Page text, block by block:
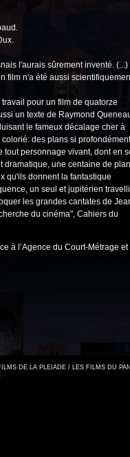
l'aurais sûrement inventé. (...)
film n'a été aussi
pour un film de quatorze
un texte de Raymond
le fameux décalage cher à
des plans si profondément
tout personnage vivant, dont en
dramatique, une centaine de
qu'ils donnent la fantastique
un seul et jupitérien
les grandes cantates de
du cinéma", Cahiers du
à l’Agence du Court-Métrage et
DE LA PLEIADE / LES FILMS DU